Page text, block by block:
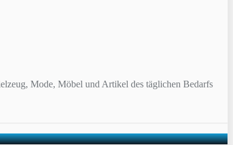
Mode, Möbel und Artikel des täglichen Bedarfs